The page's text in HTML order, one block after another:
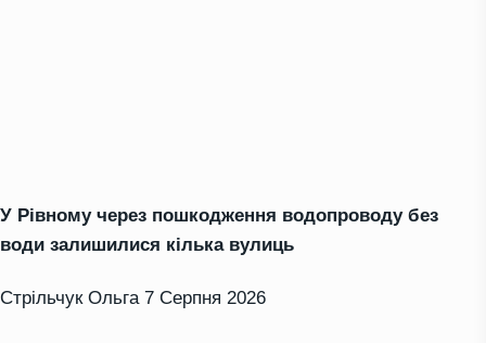
У Рівному через пошкодження водопроводу без
води залишилися кілька вулиць
Стрільчук Ольга 7 Серпня 2026